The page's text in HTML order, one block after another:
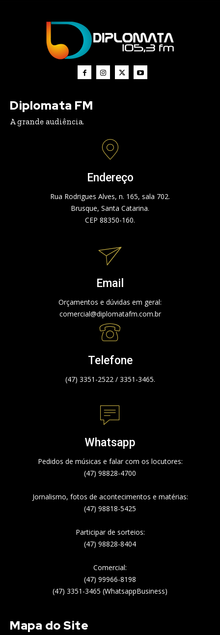
Diplomata FM
A grande audiência.
Endereço
Rua Rodrigues Alves, n. 165, sala 702.
Brusque, Santa Catarina.
CEP 88350-160.
Email
Orçamentos e dúvidas em geral:
comercial@diplomatafm.com.br
Telefone
(47) 3351-2522 / 3351-3465.
Whatsapp
Pedidos de músicas e falar com os locutores:
(47) 98828-4700
Jornalismo, fotos de acontecimentos e matérias:
(47) 98818-5425
Participar de sorteios:
(47) 98828-8404
Comercial:
(47) 99966-8198
(47) 3351-3465 (WhatsappBusiness)
Mapa do Site